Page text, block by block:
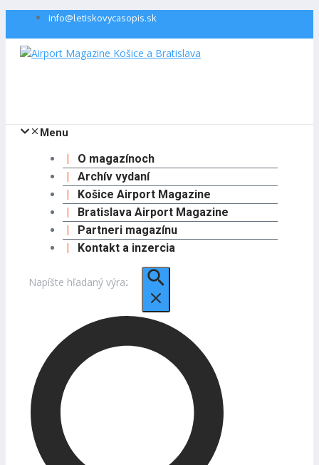
Preskočiť
obsah
info@letiskovycasopis.sk
Menu
O magazínoch
Archív vydaní
Košice Airport Magazine
Bratislava Airport Magazine
Partneri magazínu
Kontakt a inzercia